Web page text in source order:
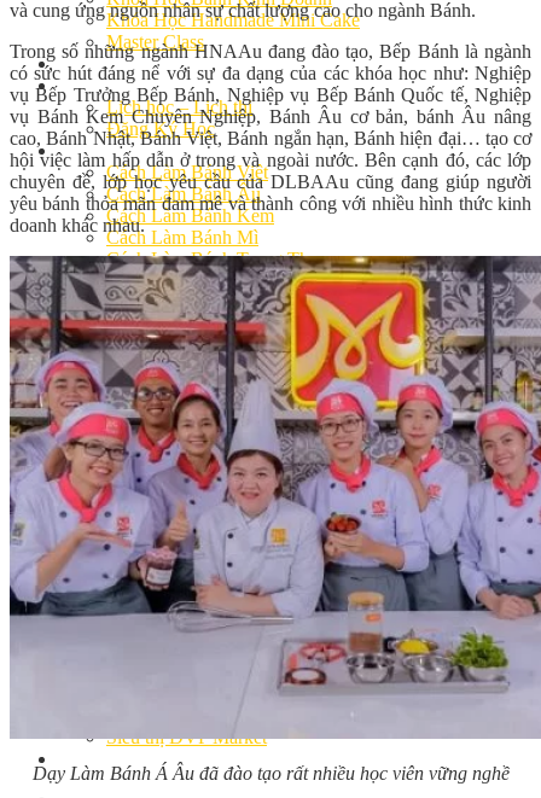
Khóa Học Handmade Mini Cake
Master Class
Chuyên Đề
Khai Giảng
Lịch học – Lịch thi
Đăng Ký Học
Công Thức
Cách Làm Bánh Việt
Cách Làm Bánh Âu
Cách Làm Bánh Kem
Cách Làm Bánh Mì
Cách Làm Bánh Trung Thu
Cách Làm Bánh Flan
Cách Làm Bánh Bao
Cách Làm Bánh Bông Lan
Cách Làm Bánh Su Kem
Cách làm bánh CupCake
Cách Làm Bánh Pizza
Cách làm bánh chay
Cách Làm Kẹo – Mứt
Video
Tin tức
Tin Tổng Hợp
Hướng Nghiệp Á Âu
Bếp Nhà Kate
Kinh Nghiệm Kinh Doanh
Cơ Hội Việc Làm
Kiến Thức – Kỹ Năng
Dụng Cụ Làm Bánh
Nguyên Liệu Làm Bánh
Siêu thị ĐVP Market
và cung ứng nguồn nhân sự chất lượng cao cho ngành Bánh.
Trong số những ngành HNAAu đang đào tạo, Bếp Bánh là ngành
có sức hút đáng nể với sự đa dạng của các khóa học như: Nghiệp
vụ Bếp Trưởng Bếp Bánh, Nghiệp vụ Bếp Bánh Quốc tế, Nghiệp
vụ Bánh Kem Chuyên Nghiệp, Bánh Âu cơ bản, bánh Âu nâng
cao, Bánh Nhật, Bánh Việt, Bánh ngắn hạn, Bánh hiện đại… tạo cơ
hội việc làm hấp dẫn ở trong và ngoài nước. Bên cạnh đó, các lớp
chuyên đề, lớp học yêu cầu của DLBAAu cũng đang giúp người
yêu bánh thỏa mãn đam mê và thành công với nhiều hình thức kinh
doanh khác nhau.
Dạy Làm Bánh Á Âu đã đào tạo rất nhiều học viên vững nghề